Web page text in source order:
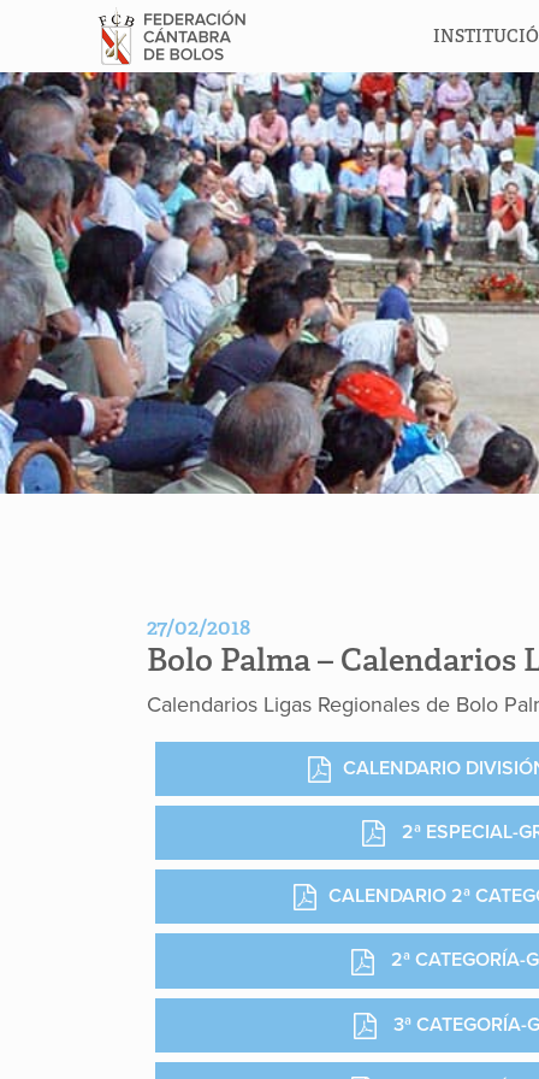
27/02/2018
Bolo Palma – Calendarios
Calendarios Ligas Regionales de Bolo
CALENDARIO
2ª ESPECIAL-
CALENDARIO 2ª
2ª CATEGORÍA-
3ª CATEGORÍA-